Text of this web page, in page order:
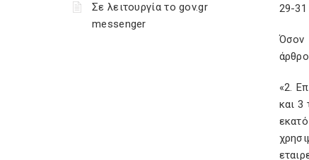
Σε λειτουργία το gov.gr
messenger
29-
Όσον
«2.
και 3